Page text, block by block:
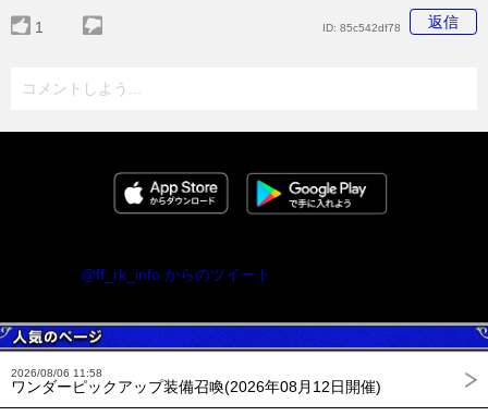
1 返信
ID: 85c542df78
コメントしよう...
@ff_rk_info からのツイート
2026/08/06 11:58
ワンダーピックアップ装備召喚(2026年08月12日開催)